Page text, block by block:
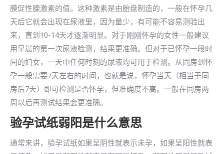
膜促性腺激素的值。这种激素是由胎盘制造的，一般在怀孕几
天后它就会出现在尿液里，因为量少，有可能不容易测验出
来，直到10-14天才逐渐明显。对于刚刚怀孕的女性一般建议
用早晨的第一次尿液检测，结果更准确。但对于已怀孕一段时
间的妇女，一天中任何时刻的尿液均可用于检测。从同房到怀
孕一般需要7天左右的时间，也就是说，怀孕当天（相当于同
房后7天）即可检测是否怀孕，但准确度不高。一般在同房两
周以后再测试结果会更准确。
验孕试纸弱阳是什么意思
通常来讲，验孕试纸如果呈阴性就表示未孕，如果呈阳性就表